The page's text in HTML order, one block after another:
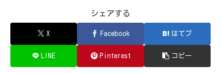
シェアする
X Facebook はてブ
LINE Pinterest コピー